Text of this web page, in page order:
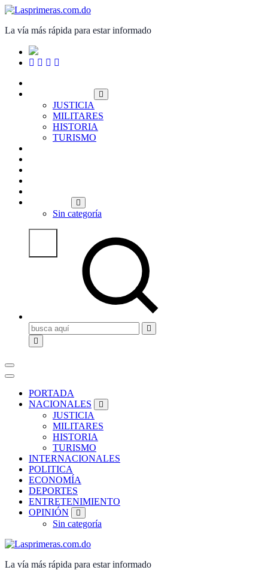
Saltar
contenido
La vía más rápida para estar informado
JUSTICIA
MILITARES
HISTORIA
TURISMO
Sin categoría
Buscar:
PORTADA
NACIONALES
JUSTICIA
MILITARES
HISTORIA
TURISMO
INTERNACIONALES
POLITICA
ECONOMÍA
DEPORTES
ENTRETENIMIENTO
OPINIÓN
Sin categoría
La vía más rápida para estar informado